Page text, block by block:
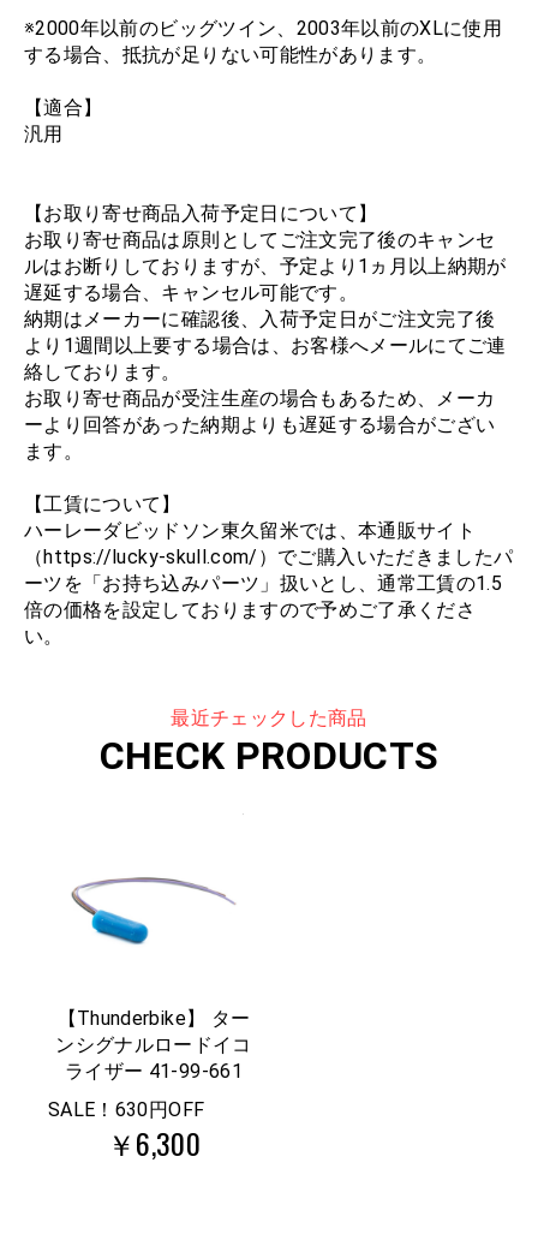
※2000年以前のビッグツイン、2003年以前のXLに使用
する場合、抵抗が足りない可能性があります。
【適合】
汎用
【お取り寄せ商品入荷予定日について】
お取り寄せ商品は原則としてご注文完了後のキャンセ
ルはお断りしておりますが、予定より1ヵ月以上納期が
遅延する場合、キャンセル可能です。
納期はメーカーに確認後、入荷予定日がご注文完了後
より1週間以上要する場合は、お客様へメールにてご連
絡しております。
お取り寄せ商品が受注生産の場合もあるため、メーカ
ーより回答があった納期よりも遅延する場合がござい
ます。
【工賃について】
ハーレーダビッドソン東久留米では、本通販サイト
（https://lucky-skull.com/）でご購入いただきましたパ
ーツを「お持ち込みパーツ」扱いとし、通常工賃の1.5
倍の価格を設定しておりますので予めご了承くださ
い。
最近チェックした商品
CHECK PRODUCTS
【Thunderbike】 ター
ンシグナルロードイコ
ライザー 41-99-661
SALE！630円OFF
￥6,300